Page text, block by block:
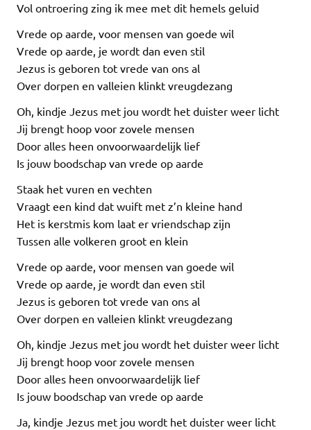
Vol ontroering zing ik mee met dit hemels geluid
Vrede op aarde, voor mensen van goede wil
Vrede op aarde, je wordt dan even stil
Jezus is geboren tot vrede van ons al
Over dorpen en valleien klinkt vreugdezang
Oh, kindje Jezus met jou wordt het duister weer licht
Jij brengt hoop voor zovele mensen
Door alles heen onvoorwaardelijk lief
Is jouw boodschap van vrede op aarde
Staak het vuren en vechten
Vraagt een kind dat wuift met z’n kleine hand
Het is kerstmis kom laat er vriendschap zijn
Tussen alle volkeren groot en klein
Vrede op aarde, voor mensen van goede wil
Vrede op aarde, je wordt dan even stil
Jezus is geboren tot vrede van ons al
Over dorpen en valleien klinkt vreugdezang
Oh, kindje Jezus met jou wordt het duister weer licht
Jij brengt hoop voor zovele mensen
Door alles heen onvoorwaardelijk lief
Is jouw boodschap van vrede op aarde
Ja, kindje Jezus met jou wordt het duister weer licht